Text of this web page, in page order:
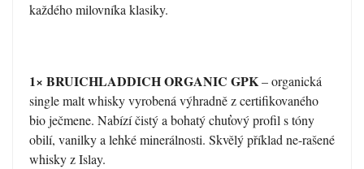
každého milovníka klasiky.
1× BRUICHLADDICH ORGANIC GPK– organická
single malt whisky vyrobená výhradně z certifikovaného
bio ječmene. Nabízí čistý a bohatý chuťový profil s tóny
obilí, vanilky a lehké minerálnosti. Skvělý příklad ne-rašené
whisky z Islay.